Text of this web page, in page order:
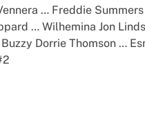
… Freddie
… Wilhemina Jon
Dorrie Thomson …